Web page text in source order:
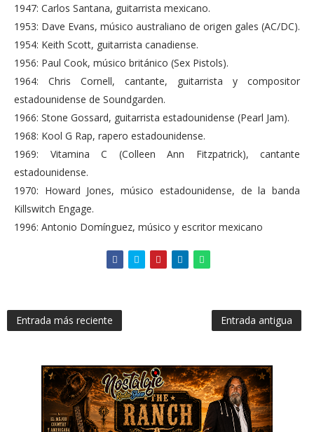
1947: Carlos Santana, guitarrista mexicano.
1953: Dave Evans, músico australiano de origen gales (AC/DC).
1954: Keith Scott, guitarrista canadiense.
1956: Paul Cook, músico británico (Sex Pistols).
1964: Chris Cornell, cantante, guitarrista y compositor
estadounidense de Soundgarden.
1966: Stone Gossard, guitarrista estadounidense (Pearl Jam).
1968: Kool G Rap, rapero estadounidense.
1969: Vitamina C (Colleen Ann Fitzpatrick), cantante
estadounidense.
1970: Howard Jones, músico estadounidense, de la banda
Killswitch Engage.
1996: Antonio Domínguez, músico y escritor mexicano
Entrada más reciente Entrada antigua